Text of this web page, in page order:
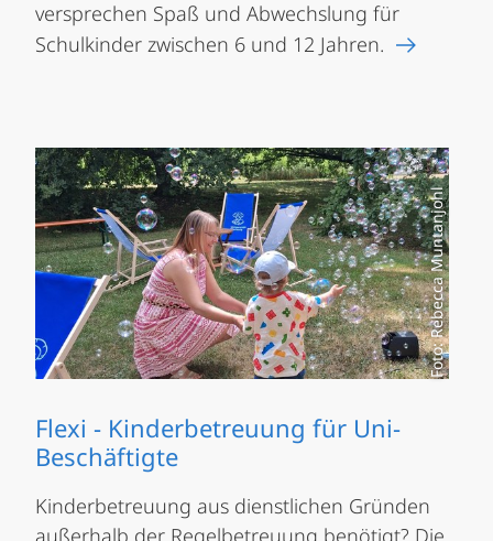
versprechen Spaß und Abwechslung für
Schulkinder zwischen 6 und 12 Jahren.
Foto: Rebecca Muntanjohl
Flexi - Kinderbetreuung für Uni-
Beschäftigte
Kinderbetreuung aus dienstlichen Gründen
außerhalb der Regelbetreuung benötigt? Die